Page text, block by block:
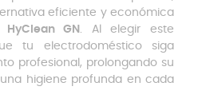
eficiente y económica
HyClean GN . Al elegir este
tu electrodoméstico siga
profesional, prolongando su
higiene profunda en cada